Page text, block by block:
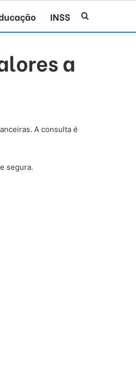
INSS Procurar por
a
A consulta é
segura.